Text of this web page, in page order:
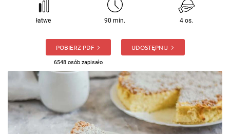
łatwe 90 min. 4 os.
POBIERZ PDF
6548 osób zapisało
UDOSTĘPNIJ